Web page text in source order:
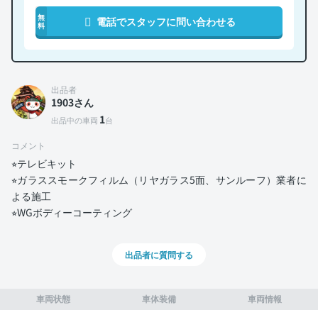
無
料
電話でスタッフに問い合わせる
車両状態 車体装備 車両情報
出品者
1903さん
出品中の車両 1台
コメント
⭐︎テレビキット
⭐︎ガラススモークフィルム（リヤガラス5面、サンルーフ）業者に
よる施工
⭐︎WGボディーコーティング
出品者に質問する